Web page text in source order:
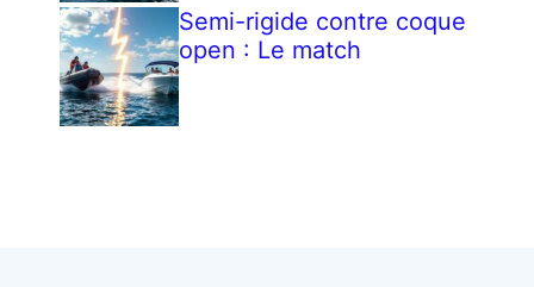
Semi-rigide contre coque
open : Le match